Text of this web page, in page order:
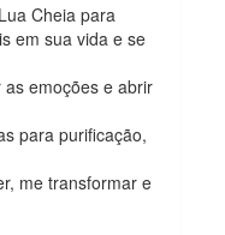
Cheia para
em sua vida e se
emoções e abrir
para purificação,
me transformar e